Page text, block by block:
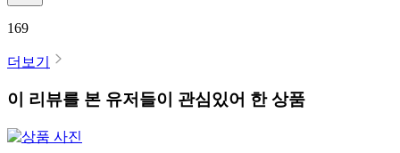
169
더보기
이 리뷰를 본 유저들이 관심있어 한 상품